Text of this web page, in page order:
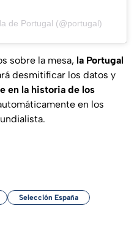
de Portugal (@portugal)
sobre la mesa, la Portugal
desmitificar los datos y
en la historia de los
en los
Selección España